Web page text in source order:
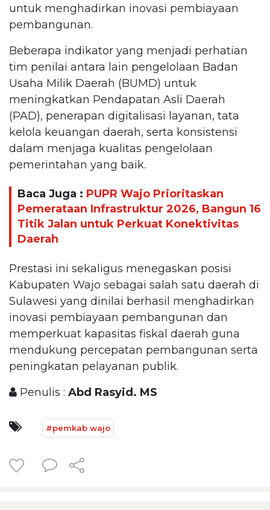
untuk menghadirkan inovasi pembiayaan
pembangunan.
Beberapa indikator yang menjadi perhatian
tim penilai antara lain pengelolaan Badan
Usaha Milik Daerah (BUMD) untuk
meningkatkan Pendapatan Asli Daerah
(PAD), penerapan digitalisasi layanan, tata
kelola keuangan daerah, serta konsistensi
dalam menjaga kualitas pengelolaan
pemerintahan yang baik.
Baca Juga : PUPR Wajo Prioritaskan
Pemerataan Infrastruktur 2026, Bangun 16
Titik Jalan untuk Perkuat Konektivitas
Daerah
Prestasi ini sekaligus menegaskan posisi
Kabupaten Wajo sebagai salah satu daerah di
Sulawesi yang dinilai berhasil menghadirkan
inovasi pembiayaan pembangunan dan
memperkuat kapasitas fiskal daerah guna
mendukung percepatan pembangunan serta
peningkatan pelayanan publik.
Penulis : Abd Rasyid. MS
#pemkab wajo